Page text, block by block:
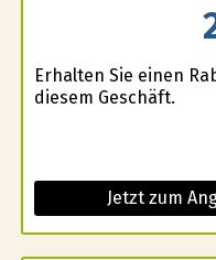
Erhalten Sie einen
diesem Geschäft.
Jetzt zum